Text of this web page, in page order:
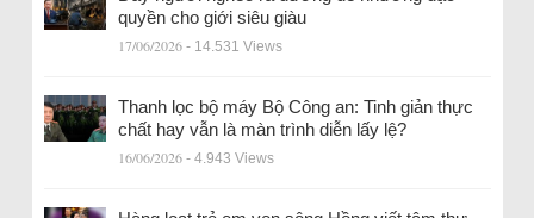
quyền cho giới siêu giàu
17/06/2026 - 14.531 Views
Thanh lọc bộ máy Bộ Công an: Tinh giản thực
chất hay vẫn là màn trình diễn lấy lệ?
16/06/2026 - 4.943 Views